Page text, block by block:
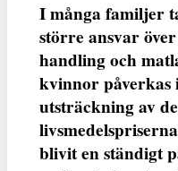
I många familjer
större ansvar
handling och
kvinnor påverkas
utsträckning av
blivit en ständigt